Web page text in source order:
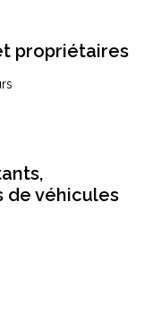
propriétaires
de véhicules